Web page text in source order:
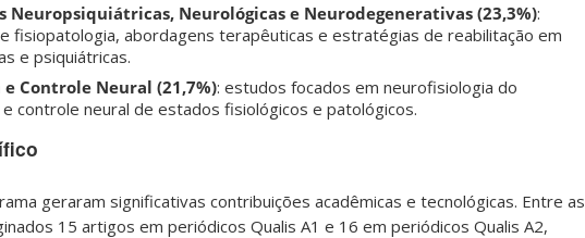
Neuropsiquiátricas, Neurológicas e Neurodegenerativas (23,3%):
fisiopatologia, abordagens terapêuticas e estratégias de reabilitação em
e psiquiátricas.
Controle Neural (21,7%): estudos focados em neurofisiologia do
controle neural de estados fisiológicos e patológicos.
geraram significativas contribuições acadêmicas e tecnológicas. Entre as
15 artigos em periódicos Qualis A1 e 16 em periódicos Qualis A2,